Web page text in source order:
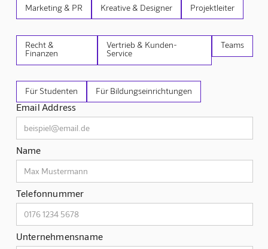
Marketing & PR Kreative & Designer Projektleiter
Recht &
Finanzen
Vertrieb & Kunden-
Service
Teams
Für Studenten Für Bildungseinrichtungen
Email Address
Name
Telefonnummer
Unternehmensname